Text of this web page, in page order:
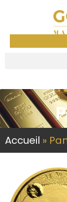
Accueil »